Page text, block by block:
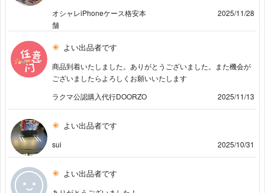
オシャレiPhoneケース格安本
舗
2025/11/28
よい出品者です
商品到着いたしました。ありがとうございました。また機会が
ございましたらよろしくお願いいたします
ラクマ公認購入代行DOORZO
2025/11/13
よい出品者です
sui 2025/10/31
よい出品者です